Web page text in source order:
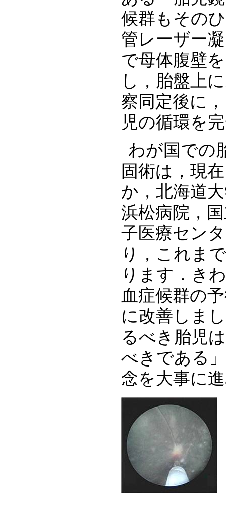
候群もその
管レーザー
で母体腹壁
し，胎盤上
察同定後に
児の循環を
わが国での
固術は，現
か，北海道
浜松病院，
子医療セン
り，これま
ります．き
血症候群の
に改善しま
るべき胎児
べきである」
念を大事に